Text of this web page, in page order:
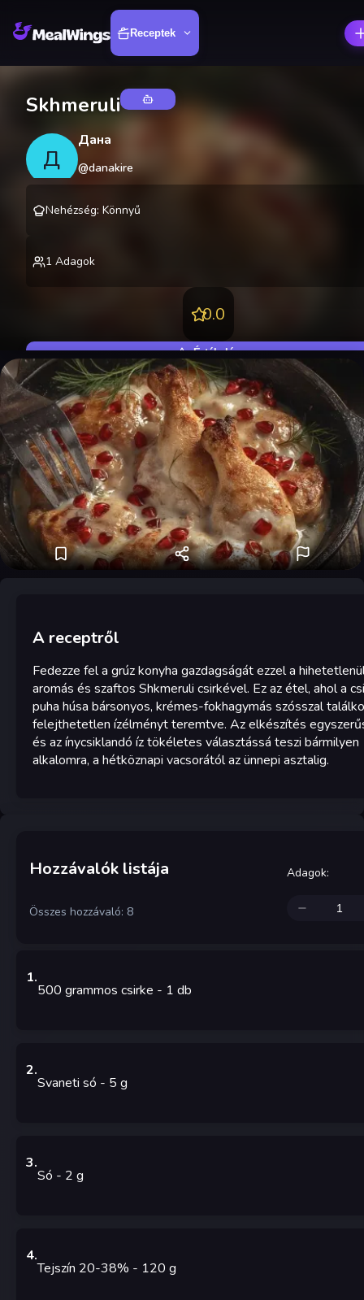
Receptek
Skhmeruli
Д
Дана
@danakire
Nehézség: Könnyű
1 Adagok
0.0
Értékelés
A receptről
Fedezze fel a grúz konyha gazdagságát ezzel a
aromás és szaftos Shkmeruli csirkével. Ez az étel, ahol a
puha húsa bársonyos, krémes-fokhagymás szósszal
felejthetetlen ízélményt teremtve. Az elkészítés
és az ínycsiklandó íz tökéletes választássá teszi bármilyen
alkalomra, a hétköznapi vacsorától az ünnepi asztalig.
Hozzávalók listája
Összes hozzávaló: 8
Adagok:
1.
500 grammos csirke - 1 db
2.
Svaneti só - 5 g
3.
Só - 2 g
4.
Tejszín 20-38% - 120 g